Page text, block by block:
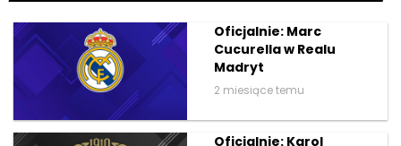
Oficjalnie: Marc
Cucurella w Realu
Madryt
2 miesiące temu
Oficjalnie: Karol